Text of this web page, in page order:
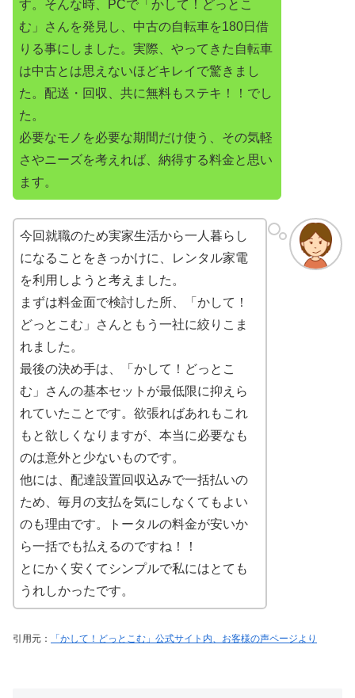
す。そんな時、PCで「かして！どっとこ
む」さんを発見し、中古の自転車を180日借
りる事にしました。実際、やってきた自転車
は中古とは思えないほどキレイで驚きまし
た。配送・回収、共に無料もステキ！！でし
た。
必要なモノを必要な期間だけ使う、その気軽
さやニーズを考えれば、納得する料金と思い
ます。
今回就職のため実家生活から一人暮らし
になることをきっかけに、レンタル家電
を利用しようと考えました。
まずは料金面で検討した所、「かして！
どっとこむ」さんともう一社に絞りこま
れました。
最後の決め手は、「かして！どっとこ
む」さんの基本セットが最低限に抑えら
れていたことです。欲張ればあれもこれ
もと欲しくなりますが、本当に必要なも
のは意外と少ないものです。
他には、配達設置回収込みで一括払いの
ため、毎月の支払を気にしなくてもよい
のも理由です。トータルの料金が安いか
ら一括でも払えるのですね！！
とにかく安くてシンプルで私にはとても
うれしかったです。
引用元： 「かして！どっとこむ」公式サイト内、お客様の声ページより